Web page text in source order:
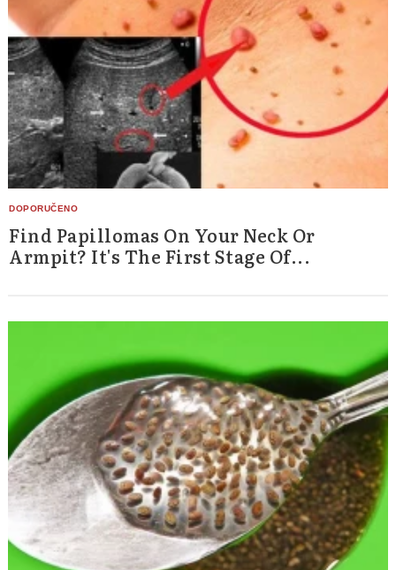
Find Papillomas On Your Neck Or
Armpit? It's The First Stage Of...